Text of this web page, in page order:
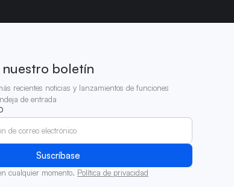
nuestro boletín
recientes noticias y lanzamientos de funciones
de entrada
cualquier momento. Política de privacidad